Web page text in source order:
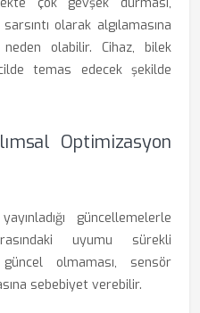
olarak algılamasına
olabilir. Cihaz, bilek
temas edecek şekilde
Optimizasyon
güncellemelerle
uyumu sürekli
güncel olmaması, sensör
sebebiyet verebilir.